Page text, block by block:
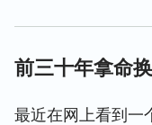
前三十年拿命
最近在网上看到